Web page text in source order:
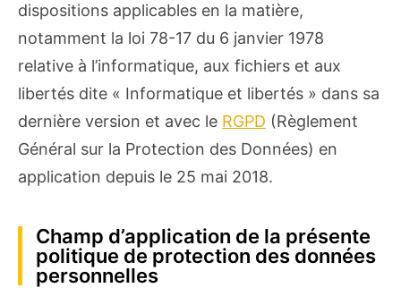
dispositions applicables en la matière,
notamment la loi 78-17 du 6 janvier 1978
relative à l’informatique, aux fichiers et aux
libertés dite « Informatique et libertés » dans sa
dernière version et avec le RGPD (Règlement
Général sur la Protection des Données) en
application depuis le 25 mai 2018.
Champ d’application de la présente
politique de protection des données
personnelles